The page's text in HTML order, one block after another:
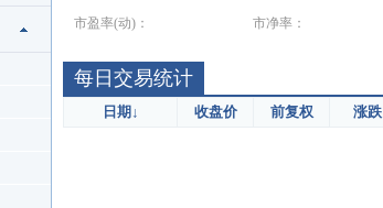
市盈率(动)： 市净率：
每日交易统计
日期↓ 收盘价 前复权 涨跌